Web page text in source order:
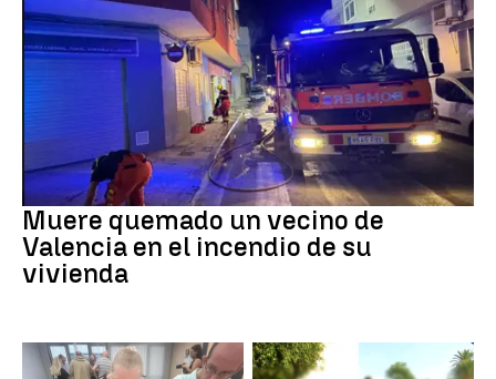
INCENDIO
Muere quemado un vecino de
Valencia en el incendio de su
vivienda